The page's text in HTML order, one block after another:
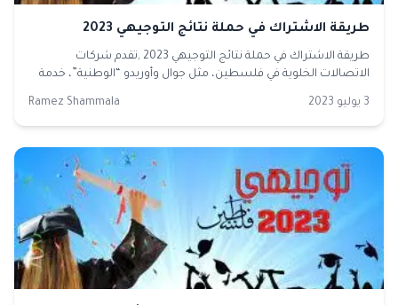
طريقة الاشتراك في حملة نتائج التوجيهي 2023
طريقة الاشتراك في حملة نتائج التوجيهي 2023 ,تقدم شركات
الاتصالات الخلوية في فلسطين، مثل جوال وأوريدو “الوطنية”، خدمة
3 يوليو 2023
Ramez Shammala